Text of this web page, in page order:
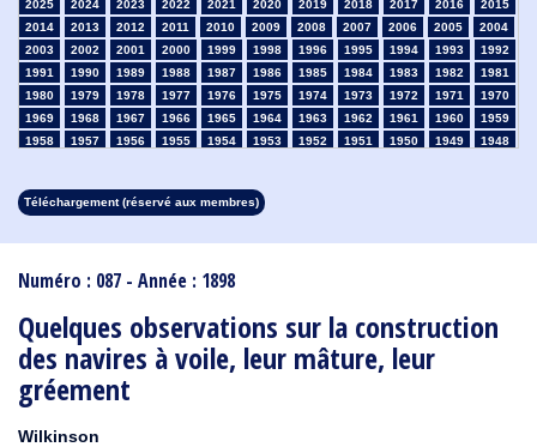
Numéro : 087 - Année : 1898
Quelques observations sur la construction
des navires à voile, leur mâture, leur
gréement
Wilkinson
2025 2024 2023 2022 2021 2020 2019 2018 2017 2016
2015
2014
2013 2012 2011 2010 2009 2008 2007 2006 2005
2004
2003
2002 2001 2000 1999 1998 1996 1995 1994 1993
1992
1991
1990 1989 1988 1987 1986 1985 1984 1983 1982
1981
1980
1979 1978 1977 1976 1975 1974 1973 1972 1971
1970
1969
1968 1967 1966 1965 1964 1963 1962 1961 1960
1959
1958
1957 1956 1955 1954 1953 1952 1951 1950 1949
1948
1913
1912 1911 1910 1909 1908
Téléchargement (réservé aux membres)